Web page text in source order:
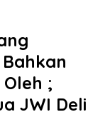
;
JWI Deli